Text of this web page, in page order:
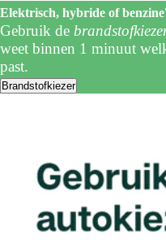
Elektrisch, hybride of
Gebruik de
weet binnen 1 minuut
past.
Brandstofkiezer